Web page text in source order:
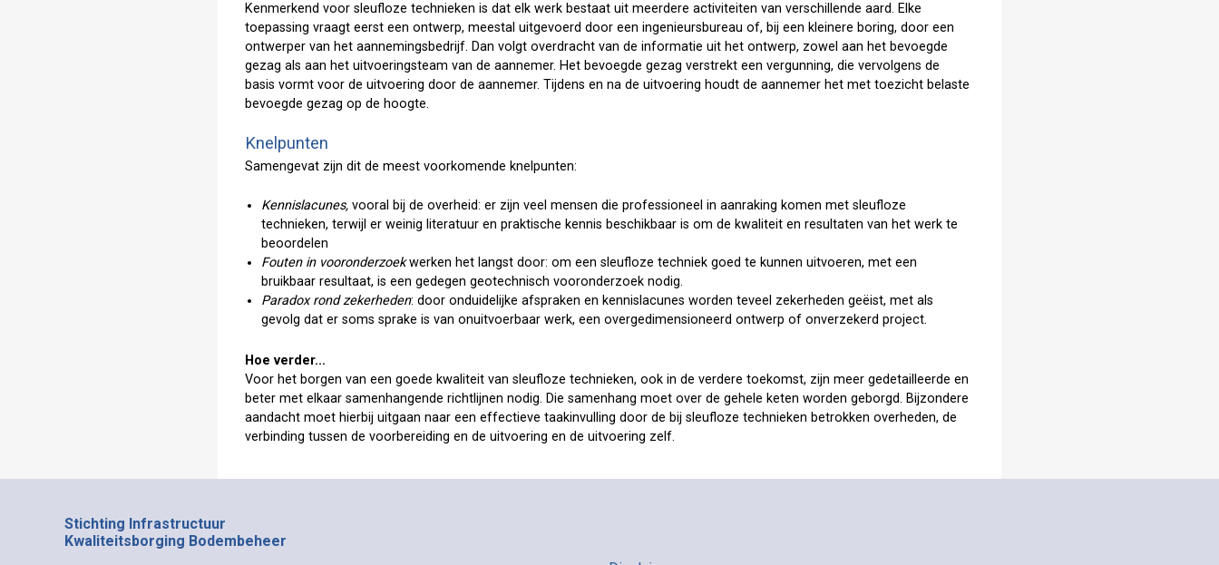
Kenmerkend voor sleufloze technieken is dat elk werk bestaat uit meerdere activiteiten van verschillende aard. Elke
toepassing vraagt eerst een ontwerp, meestal uitgevoerd door een ingenieursbureau of, bij een kleinere boring, door een
ontwerper van het aannemingsbedrijf. Dan volgt overdracht van de informatie uit het ontwerp, zowel aan het bevoegde
gezag als aan het uitvoeringsteam van de aannemer. Het bevoegde gezag verstrekt een vergunning, die vervolgens de
basis vormt voor de uitvoering door de aannemer. Tijdens en na de uitvoering houdt de aannemer het met toezicht belaste
bevoegde gezag op de hoogte.
Knelpunten
Samengevat zijn dit de meest voorkomende knelpunten:
Kennislacunes, vooral bij de overheid: er zijn veel mensen die professioneel in aanraking komen met sleufloze
technieken, terwijl er weinig literatuur en praktische kennis beschikbaar is om de kwaliteit en resultaten van het werk te
beoordelen
Fouten in vooronderzoekwerken het langst door: om een sleufloze techniek goed te kunnen uitvoeren, met een
bruikbaar resultaat, is een gedegen geotechnisch vooronderzoek nodig.
Paradox rond zekerheden: door onduidelijke afspraken en kennislacunes worden teveel zekerheden geëist, met als
gevolg dat er soms sprake is van onuitvoerbaar werk, een overgedimensioneerd ontwerp of onverzekerd project.
Hoe verder...
Voor het borgen van een goede kwaliteit van sleufloze technieken, ook in de verdere toekomst, zijn meer gedetailleerde en
beter met elkaar samenhangende richtlijnen nodig. Die samenhang moet over de gehele keten worden geborgd. Bijzondere
aandacht moet hierbij uitgaan naar een effectieve taakinvulling door de bij sleufloze technieken betrokken overheden, de
verbinding tussen de voorbereiding en de uitvoering en de uitvoering zelf.
Stichting Infrastructuur
Kwaliteitsborging Bodembeheer